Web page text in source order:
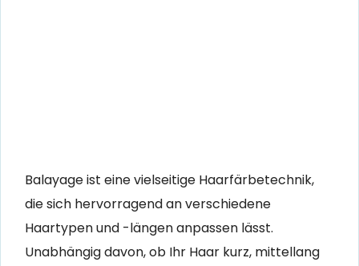
Balayage ist eine vielseitige Haarfärbetechnik,
die sich hervorragend an verschiedene
Haartypen und -längen anpassen lässt.
Unabhängig davon, ob Ihr Haar kurz, mittellang